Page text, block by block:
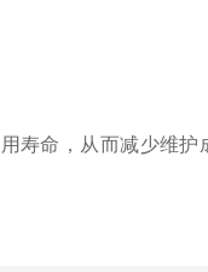
命，从而减少维护